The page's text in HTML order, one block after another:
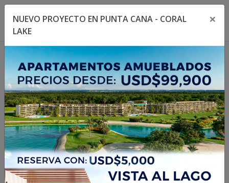
Toggle navigation menu
NUEVO PROYECTO EN PUNTA CANA - CORAL
LAKE
×